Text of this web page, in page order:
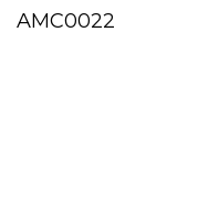
AMC0022